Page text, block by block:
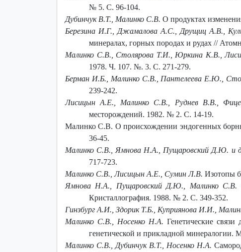
№ 5. С. 96-104.
Дубинчук В.Т., Малинко С.В. О продуктах
Березина И.Г., Джамалова А.С., Друщиц А.В.,
минералах, горных породах и рудах //
Малинко С.В., Столярова Т.И., Юркина К.В.,
1978. Ч. 107. №. 3. С. 271-279.
Берман И.Б., Малинко С.В., Пантелеева Е.Ю.,
239-242.
Лисицын А.Е., Малинко С.В., Руднев В.В.,
месторождений. 1982. № 2. С. 14-19.
Малинко С.В. О происхождении эндогенных
36-45.
Малинко С.В., Ямнова Н.А., Пущаровский Д.Ю. и
717-723.
Малинко С.В., Лисицын А.Е., Сумин Л.В. Изотопы
Ямнова Н.А., Пущаровский Д.Ю., Малинко С.В.
Кристаллография. 1988. № 2. С. 349-352.
Гинзбург А.И., Здорик Т.Б., Куприянова И.И.,
Малинко С.В., Носенко Н.А. Генетические
генетической и прикладной минералогии.
Малинко С.В., Дубинчук В.Т., Носенко Н.А.